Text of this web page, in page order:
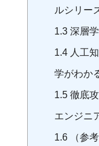
ルシリー
1.3深層
1.4人工
学がわか
1.5徹底
エンジニ
1.6（参